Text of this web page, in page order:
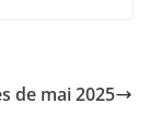
de mai 2025